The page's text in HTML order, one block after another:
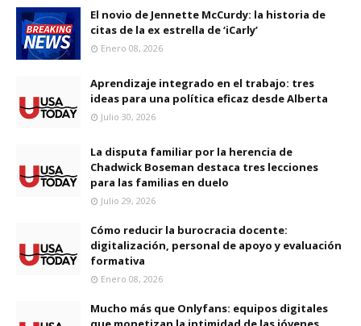
El novio de Jennette McCurdy: la historia de
citas de la ex estrella de ‘iCarly’
Enero 08, 2026
Aprendizaje integrado en el trabajo: tres
ideas para una política eficaz desde Alberta
Julio 30, 2026
La disputa familiar por la herencia de
Chadwick Boseman destaca tres lecciones
para las familias en duelo
Julio 29, 2026
Cómo reducir la burocracia docente:
digitalización, personal de apoyo y evaluación
formativa
Enero 08, 2026
Mucho más que Onlyfans: equipos digitales